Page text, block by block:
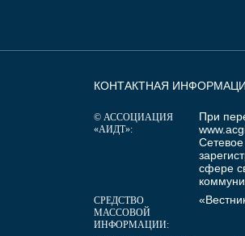
КОНТАКТНАЯ
© АССОЦИАЦИЯ
«АИДТ»:
При
Сетевое
сфере
СРЕДСТВО
МАССОВОЙ
ИНФОРМАЦИИ: